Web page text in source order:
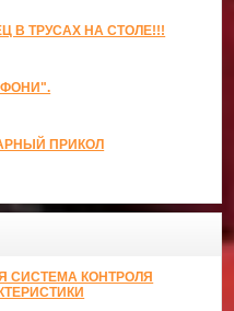
В ТРУСАХ НА СТОЛЕ!!!
ПРИКОЛ
СИСТЕМА КОНТРОЛЯ